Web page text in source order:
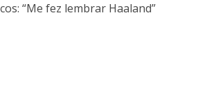
“Me fez lembrar Haaland”